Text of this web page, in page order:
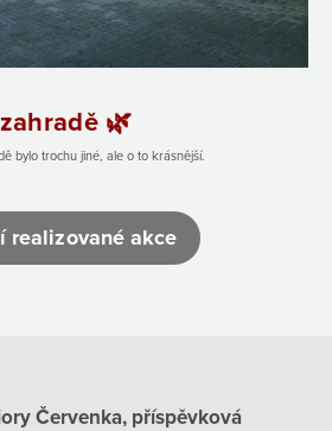
🌿
bylo trochu jiné, ale o to krásnější.
realizované akce
Červenka, příspěvková